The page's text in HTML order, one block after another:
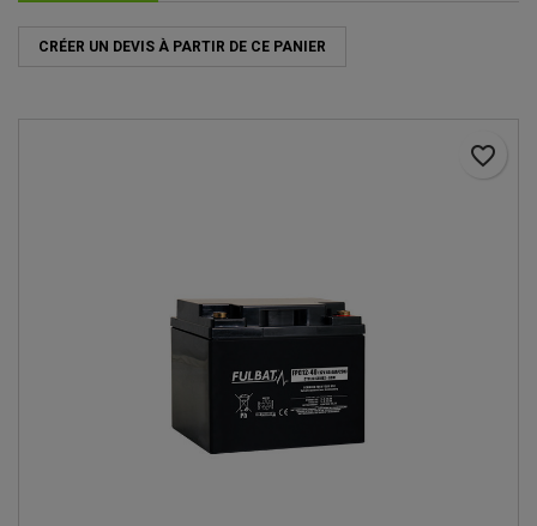
CRÉER UN DEVIS À PARTIR DE CE PANIER
favorite_border